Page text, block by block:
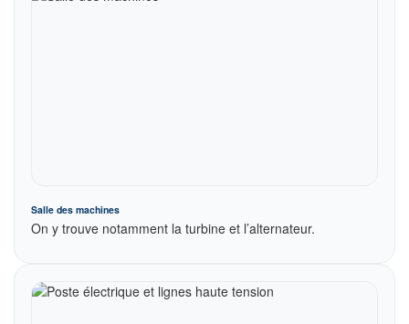
Salle des machines
On y trouve notamment la turbine et l’alternateur.